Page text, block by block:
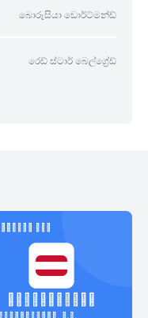
බොරූසියා ඩොර්ට්මන්ඩ්
රෙඩ් ස්ටාර් බෙල්ග්‍රේඩ්